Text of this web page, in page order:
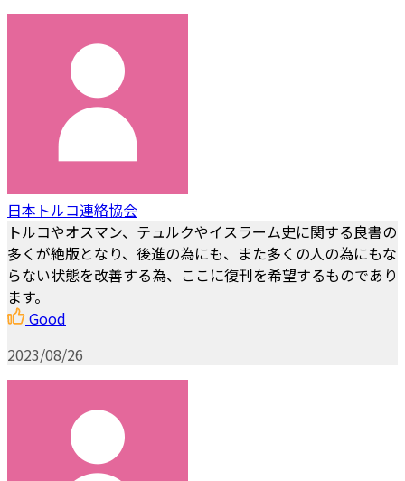
日本トルコ連絡協会
トルコやオスマン、テュルクやイスラーム史に関する良書の
多くが絶版となり、後進の為にも、また多くの人の為にもな
らない状態を改善する為、ここに復刊を希望するものであり
ます。
Good
2023/08/26